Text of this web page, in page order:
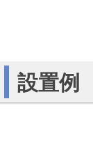
設置例